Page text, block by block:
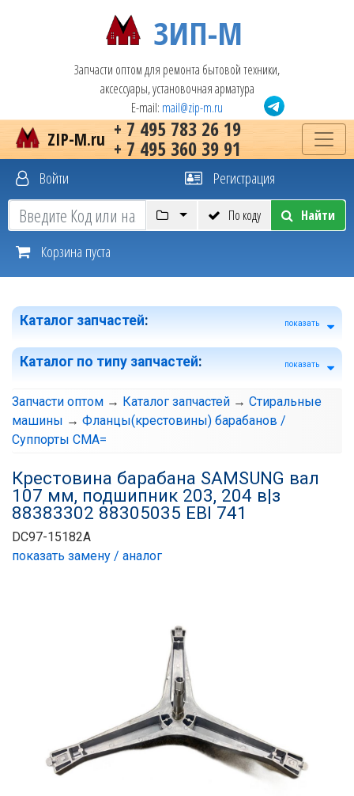
ЗИП-М
Запчасти оптом для ремонта бытовой техники,
аксессуары, установочная арматура
E-mail: mail@zip-m.ru
+ 7 495 783 26 19
+ 7 495 360 39 91
ZIP-M.ru
Войти Регистрация
По коду Найти
Корзина пуста
Каталог запчастей: показать
Каталог по типу запчастей: показать
Запчасти оптом → Каталог запчастей → Стиральные
машины → Фланцы(крестовины) барабанов /
Суппорты СМА=
Крестовина барабана SAMSUNG вал
107 мм, подшипник 203, 204 в|з
88383302 88305035 EBI 741
DC97-15182A
показать замену / аналог